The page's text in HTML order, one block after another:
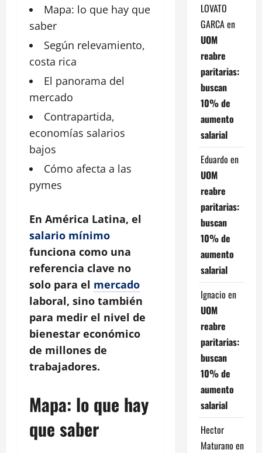
Mapa: lo que hay que
saber
Según relevamiento,
costa rica
El panorama del
mercado
Contrapartida,
economías salarios
bajos
Cómo afecta a las
pymes
En América Latina, el
salario mínimo
funciona como una
referencia clave no
solo para el mercado
laboral, sino también
para medir el nivel de
bienestar económico
de millones de
trabajadores.
Mapa: lo que hay
que saber
LOVATO
GARCAen
UOM
reabre
paritarias:
buscan
10% de
aumento
salarial
Eduardo en
UOM
reabre
paritarias:
buscan
10% de
aumento
salarial
Ignacio en
UOM
reabre
paritarias:
buscan
10% de
aumento
salarial
Hector
Maturano en